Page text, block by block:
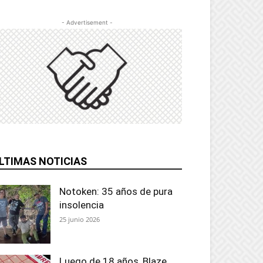
- Advertisement -
NOTICIAS
Notoken: 35 años de pura
insolencia
25 junio 2026